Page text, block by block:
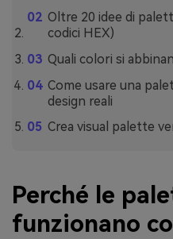
Oltre 20 idee di
codici HEX)
Quali colori si
Come usare una
design reali
Crea visual palette
Perché le
funzionano